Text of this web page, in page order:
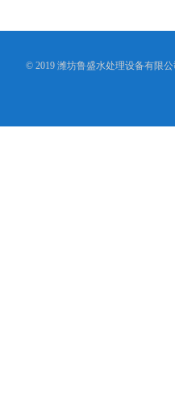
© 2019 潍坊鲁盛水处理设备有限公